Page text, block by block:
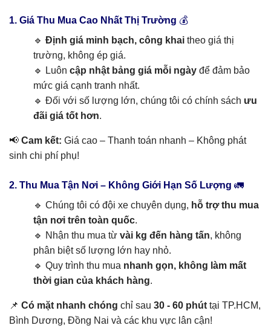
1. Giá Thu Mua Cao Nhất Thị Trường 💰
🔹 Định giá minh bạch, công khai theo giá thị
trường, không ép giá.
🔹 Luôn cập nhật bảng giá mỗi ngày để đảm bảo
mức giá cạnh tranh nhất.
🔹 Đối với số lượng lớn, chúng tôi có chính sách ưu
đãi giá tốt hơn.
📢 Cam kết: Giá cao – Thanh toán nhanh – Không phát
sinh chi phí phụ!
2. Thu Mua Tận Nơi – Không Giới Hạn Số Lượng 🚛
🔹 Chúng tôi có đội xe chuyên dụng, hỗ trợ thu mua
tận nơi trên toàn quốc.
🔹 Nhận thu mua từ vài kg đến hàng tấn, không
phân biệt số lượng lớn hay nhỏ.
🔹 Quy trình thu mua nhanh gọn, không làm mất
thời gian của khách hàng.
📌 Có mặt nhanh chóng chỉ sau 30 - 60 phút tại TP.HCM,
Bình Dương, Đồng Nai và các khu vực lân cận!